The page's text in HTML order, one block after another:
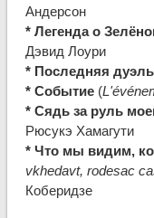
Андерсон
* Легенда о
Дэвид Лоури
* Последняя дуэль
* Событие(
* Сядь за руль
Рюсукэ Хамагути
* Что мы видим,
vkhedavt, rodesac
Коберидзе